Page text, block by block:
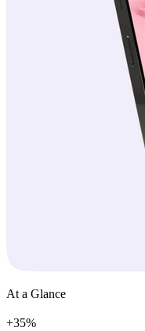
At a Glance
+ %